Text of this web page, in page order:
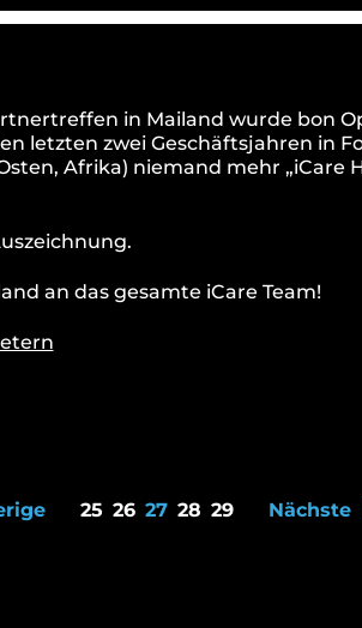
in Mailand wurde bon
letzten zwei Geschäftsjahren in
Afrika) niemand mehr „iCare
an das gesamte iCare Team!
25 26 27 28 29 Nächste